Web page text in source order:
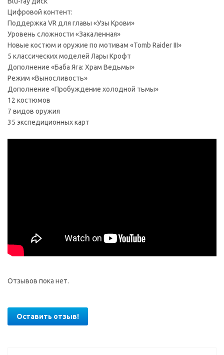
Цифровой контент:
Поддержка VR для главы «Узы Крови»
Уровень сложности «Закаленная»
Новые костюм и оружие по мотивам «Tomb Raider III»
5 классических моделей Лары Крофт
Дополнение «Баба Яга: Храм Ведьмы»
Режим «Выносливость»
Дополнение «Пробуждение холодной тьмы»
12 костюмов
7 видов оружия
35 экспедиционных карт
Отзывов пока нет.
Оставить отзыв!